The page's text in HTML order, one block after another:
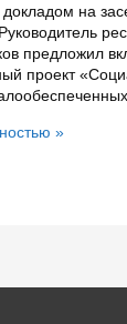
докладом на
предложил
проект
»